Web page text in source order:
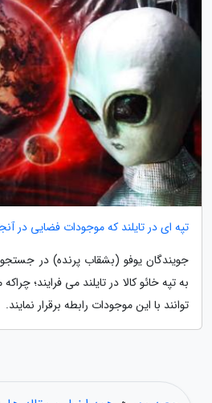
تپه ای در تایلند که موجودات فضایی در
جویندگان یوفو (بشقاب پرنده) در
به تپه خائو کالا در تایلند می فرایند؛
توانند با این موجودات رابطه برقرار نمایند.